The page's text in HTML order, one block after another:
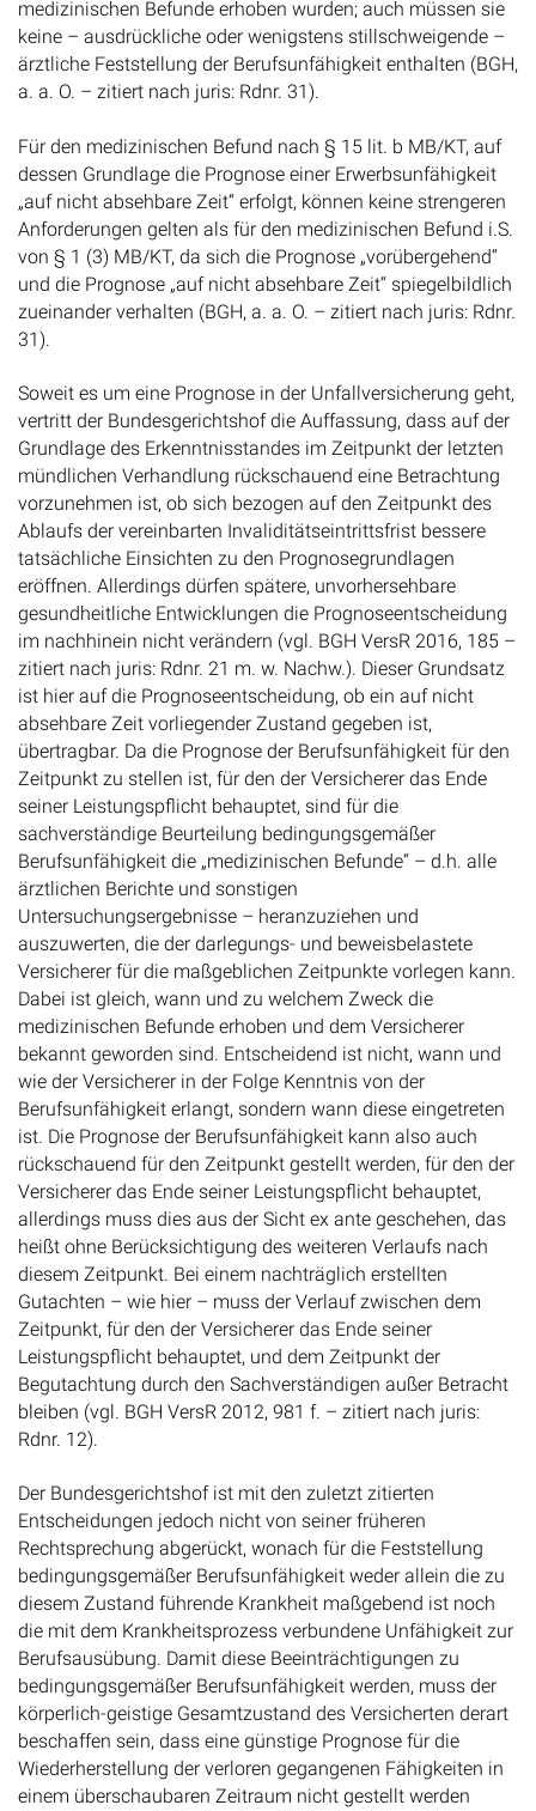
medizinischen Befunde erhoben wurden; auch müssen sie
keine – ausdrückliche oder wenigstens stillschweigende –
ärztliche Feststellung der Berufsunfähigkeit enthalten (BGH,
a. a. O. – zitiert nach juris: Rdnr. 31).
Für den medizinischen Befund nach § 15 lit. b MB/KT, auf
dessen Grundlage die Prognose einer Erwerbsunfähigkeit
„auf nicht absehbare Zeit“ erfolgt, können keine strengeren
Anforderungen gelten als für den medizinischen Befund i.S.
von § 1 (3) MB/KT, da sich die Prognose „vorübergehend“
und die Prognose „auf nicht absehbare Zeit“ spiegelbildlich
zueinander verhalten (BGH, a. a. O. – zitiert nach juris: Rdnr.
31).
Soweit es um eine Prognose in der Unfallversicherung geht,
vertritt der Bundesgerichtshof die Auffassung, dass auf der
Grundlage des Erkenntnisstandes im Zeitpunkt der letzten
mündlichen Verhandlung rückschauend eine Betrachtung
vorzunehmen ist, ob sich bezogen auf den Zeitpunkt des
Ablaufs der vereinbarten Invaliditätseintrittsfrist bessere
tatsächliche Einsichten zu den Prognosegrundlagen
eröffnen. Allerdings dürfen spätere, unvorhersehbare
gesundheitliche Entwicklungen die Prognoseentscheidung
im nachhinein nicht verändern (vgl. BGH VersR 2016, 185 –
zitiert nach juris: Rdnr. 21 m. w. Nachw.). Dieser Grundsatz
ist hier auf die Prognoseentscheidung, ob ein auf nicht
absehbare Zeit vorliegender Zustand gegeben ist,
übertragbar. Da die Prognose der Berufsunfähigkeit für den
Zeitpunkt zu stellen ist, für den der Versicherer das Ende
seiner Leistungspflicht behauptet, sind für die
sachverständige Beurteilung bedingungsgemäßer
Berufsunfähigkeit die „medizinischen Befunde“ – d.h. alle
ärztlichen Berichte und sonstigen
Untersuchungsergebnisse – heranzuziehen und
auszuwerten, die der darlegungs- und beweisbelastete
Versicherer für die maßgeblichen Zeitpunkte vorlegen kann.
Dabei ist gleich, wann und zu welchem Zweck die
medizinischen Befunde erhoben und dem Versicherer
bekannt geworden sind. Entscheidend ist nicht, wann und
wie der Versicherer in der Folge Kenntnis von der
Berufsunfähigkeit erlangt, sondern wann diese eingetreten
ist. Die Prognose der Berufsunfähigkeit kann also auch
rückschauend für den Zeitpunkt gestellt werden, für den der
Versicherer das Ende seiner Leistungspflicht behauptet,
allerdings muss dies aus der Sicht ex ante geschehen, das
heißt ohne Berücksichtigung des weiteren Verlaufs nach
diesem Zeitpunkt. Bei einem nachträglich erstellten
Gutachten – wie hier – muss der Verlauf zwischen dem
Zeitpunkt, für den der Versicherer das Ende seiner
Leistungspflicht behauptet, und dem Zeitpunkt der
Begutachtung durch den Sachverständigen außer Betracht
bleiben (vgl. BGH VersR 2012, 981 f. – zitiert nach juris:
Rdnr. 12).
Der Bundesgerichtshof ist mit den zuletzt zitierten
Entscheidungen jedoch nicht von seiner früheren
Rechtsprechung abgerückt, wonach für die Feststellung
bedingungsgemäßer Berufsunfähigkeit weder allein die zu
diesem Zustand führende Krankheit maßgebend ist noch
die mit dem Krankheitsprozess verbundene Unfähigkeit zur
Berufsausübung. Damit diese Beeinträchtigungen zu
bedingungsgemäßer Berufsunfähigkeit werden, muss der
körperlich-geistige Gesamtzustand des Versicherten derart
beschaffen sein, dass eine günstige Prognose für die
Wiederherstellung der verloren gegangenen Fähigkeiten in
einem überschaubaren Zeitraum nicht gestellt werden